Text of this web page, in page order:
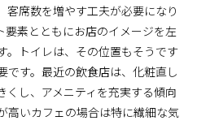
客席数を増やす工夫が必要になり
要素とともにお店のイメージを左
。トイレは、その位置もそうです
です。最近の飲食店は、化粧直し
くし、アメニティを充実する傾向
高いカフェの場合は特に繊細な気